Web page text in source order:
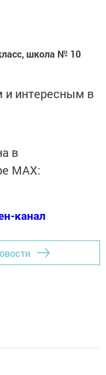
школа № 10
интересным в
в
MАХ:
канал